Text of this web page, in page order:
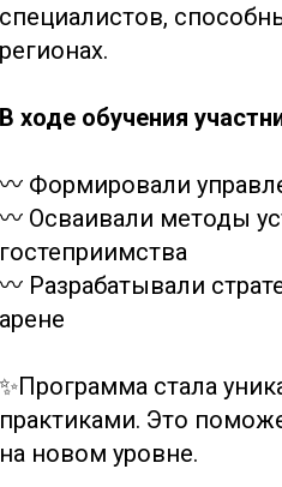
специалистов,
регионах.
В ходе обучения
〰️ Формировали
〰️ Осваивали методы
гостеприимства
〰️ Разрабатывали
арене
✨Программа стала
практиками. Это
на новом уровне.